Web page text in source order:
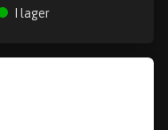
I lager